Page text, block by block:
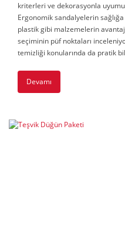
kriterleri ve dekorasyonla uyumu
Ergonomik sandalyelerin
plastik gibi malzemelerin
seçiminin püf noktaları
temizliği konularında da pratik
Devamı